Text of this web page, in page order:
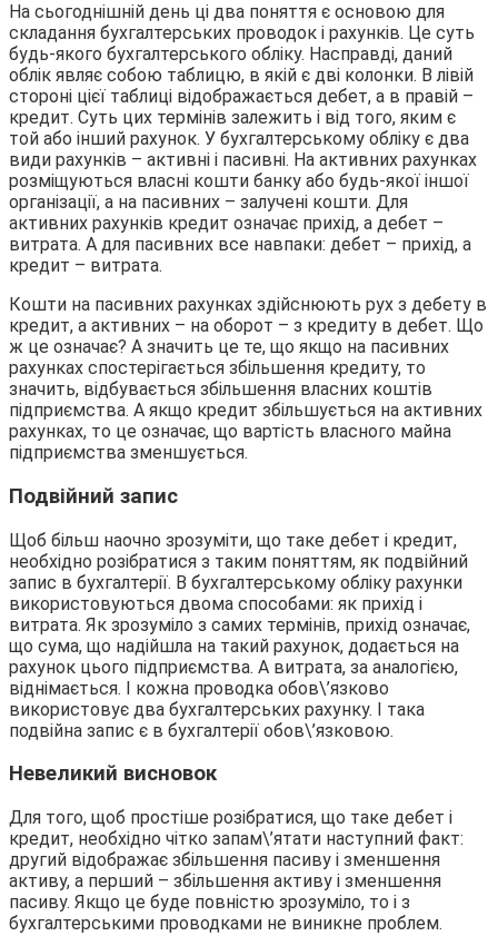
На сьогоднішній день ці два поняття є основою для
складання бухгалтерських проводок і рахунків. Це суть
будь-якого бухгалтерського обліку. Насправді, даний
облік являє собою таблицю, в якій є дві колонки. В лівій
стороні цієї таблиці відображається дебет, а в правій –
кредит. Суть цих термінів залежить і від того, яким є
той або інший рахунок. У бухгалтерському обліку є два
види рахунків – активні і пасивні. На активних рахунках
розміщуються власні кошти банку або будь-якої іншої
організації, а на пасивних – залучені кошти. Для
активних рахунків кредит означає прихід, а дебет –
витрата. А для пасивних все навпаки: дебет – прихід, а
кредит – витрата.
Кошти на пасивних рахунках здійснюють рух з дебету в
кредит, а активних – на оборот – з кредиту в дебет. Що
ж це означає? А значить це те, що якщо на пасивних
рахунках спостерігається збільшення кредиту, то
значить, відбувається збільшення власних коштів
підприємства. А якщо кредит збільшується на активних
рахунках, то це означає, що вартість власного майна
підприємства зменшується.
Подвійний запис
Щоб більш наочно зрозуміти, що таке дебет і кредит,
необхідно розібратися з таким поняттям, як подвійний
запис в бухгалтерії. В бухгалтерському обліку рахунки
використовуються двома способами: як прихід і
витрата. Як зрозуміло з самих термінів, прихід означає,
що сума, що надійшла на такий рахунок, додається на
рахунок цього підприємства. А витрата, за аналогією,
віднімається. І кожна проводка обов\’язково
використовує два бухгалтерських рахунку. І така
подвійна запис є в бухгалтерії обов\’язковою.
Невеликий висновок
Для того, щоб простіше розібратися, що таке дебет і
кредит, необхідно чітко запам\’ятати наступний факт:
другий відображає збільшення пасиву і зменшення
активу, а перший – збільшення активу і зменшення
пасиву. Якщо це буде повністю зрозуміло, то і з
бухгалтерськими проводками не виникне проблем.